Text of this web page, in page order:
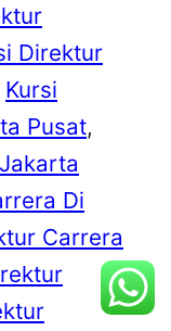
Direktur
Kursi
Pusat
Di
Carrera